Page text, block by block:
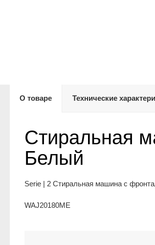
О товаре Технические
Стиральная
Белый
Serie | 2 Стиральная машина с
WAJ20180ME